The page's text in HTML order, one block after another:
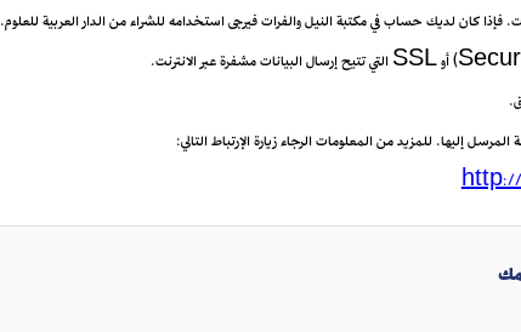
فإذا كان لديك حساب في مكتبة النيل والفرات فيرجى استخدامه للشراء من الدار العربية للعلوم.
إليها. للمزيد من المعلومات الرجاء زيارة الإرتباط التالي: